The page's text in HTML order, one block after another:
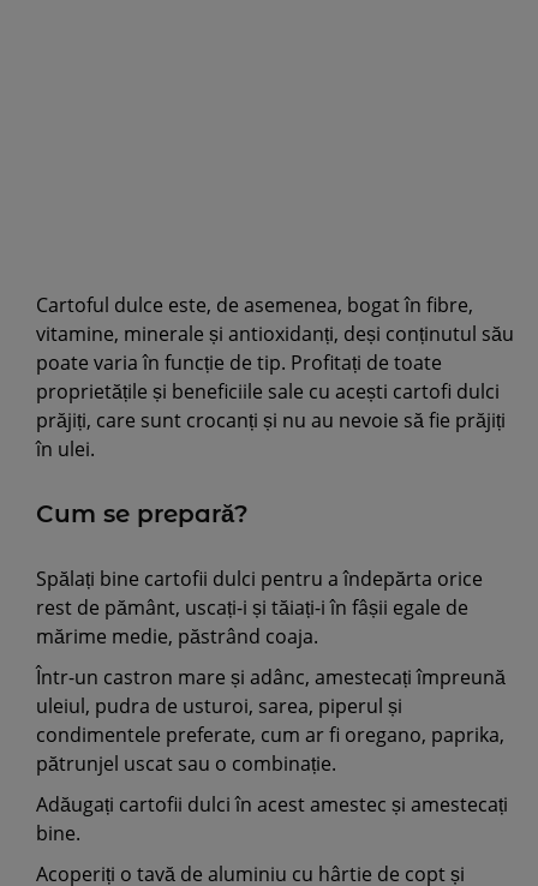
Cartoful dulce este, de asemenea, bogat în fibre,
vitamine, minerale și antioxidanți, deși conținutul său
poate varia în funcție de tip. Profitați de toate
proprietățile și beneficiile sale cu acești cartofi dulci
prăjiți, care sunt crocanți și nu au nevoie să fie prăjiți
în ulei.
Cum se prepară?
Spălați bine cartofii dulci pentru a îndepărta orice
rest de pământ, uscați-i și tăiați-i în fâșii egale de
mărime medie, păstrând coaja.
Într-un castron mare și adânc, amestecați împreună
uleiul, pudra de usturoi, sarea, piperul și
condimentele preferate, cum ar fi oregano, paprika,
pătrunjel uscat sau o combinație.
Adăugați cartofii dulci în acest amestec și amestecați
bine.
Acoperiți o tavă de aluminiu cu hârtie de copt și